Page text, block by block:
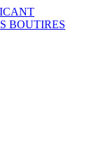
BOUTIRES